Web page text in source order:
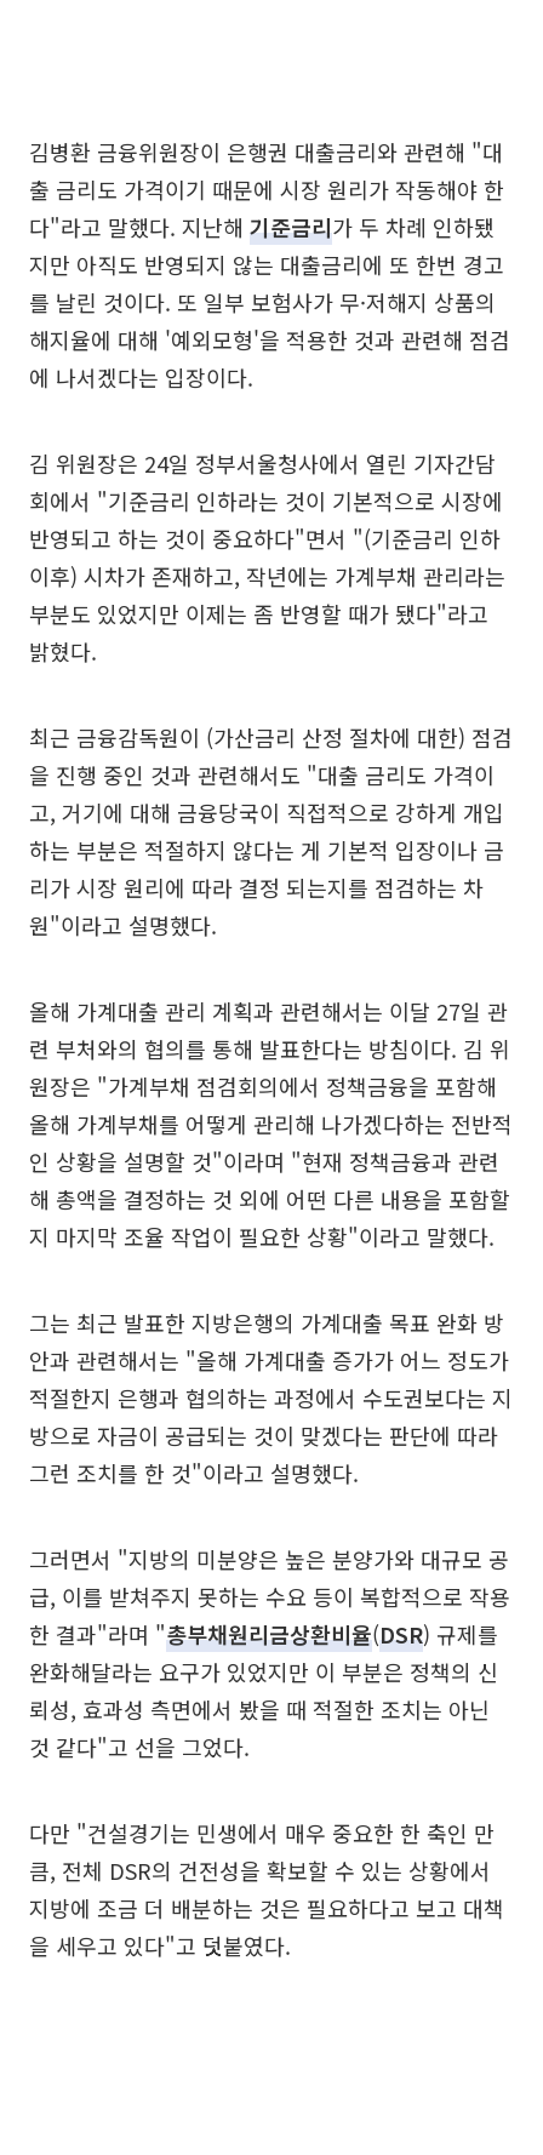
김병환 금융위원장이 은행권 대출금리와 관련해 "대
출 금리도 가격이기 때문에 시장 원리가 작동해야 한
다"라고 말했다. 지난해 기준금리가 두 차례 인하됐
지만 아직도 반영되지 않는 대출금리에 또 한번 경고
를 날린 것이다. 또 일부 보험사가 무·저해지 상품의
해지율에 대해 '예외모형'을 적용한 것과 관련해 점검
에 나서겠다는 입장이다.
김 위원장은 24일 정부서울청사에서 열린 기자간담
회에서 "기준금리 인하라는 것이 기본적으로 시장에
반영되고 하는 것이 중요하다"면서 "(기준금리 인하
이후) 시차가 존재하고, 작년에는 가계부채 관리라는
부분도 있었지만 이제는 좀 반영할 때가 됐다"라고
밝혔다.
최근 금융감독원이 (가산금리 산정 절차에 대한) 점검
을 진행 중인 것과 관련해서도 "대출 금리도 가격이
고, 거기에 대해 금융당국이 직접적으로 강하게 개입
하는 부분은 적절하지 않다는 게 기본적 입장이나 금
리가 시장 원리에 따라 결정 되는지를 점검하는 차
원"이라고 설명했다.
올해 가계대출 관리 계획과 관련해서는 이달 27일 관
련 부처와의 협의를 통해 발표한다는 방침이다. 김 위
원장은 "가계부채 점검회의에서 정책금융을 포함해
올해 가계부채를 어떻게 관리해 나가겠다하는 전반적
인 상황을 설명할 것"이라며 "현재 정책금융과 관련
해 총액을 결정하는 것 외에 어떤 다른 내용을 포함할
지 마지막 조율 작업이 필요한 상황"이라고 말했다.
그는 최근 발표한 지방은행의 가계대출 목표 완화 방
안과 관련해서는 "올해 가계대출 증가가 어느 정도가
적절한지 은행과 협의하는 과정에서 수도권보다는 지
방으로 자금이 공급되는 것이 맞겠다는 판단에 따라
그런 조치를 한 것"이라고 설명했다.
그러면서 "지방의 미분양은 높은 분양가와 대규모 공
급, 이를 받쳐주지 못하는 수요 등이 복합적으로 작용
한 결과"라며 "총부채원리금상환비율(DSR) 규제를
완화해달라는 요구가 있었지만 이 부분은 정책의 신
뢰성, 효과성 측면에서 봤을 때 적절한 조치는 아닌
것 같다"고 선을 그었다.
다만 "건설경기는 민생에서 매우 중요한 한 축인 만
큼, 전체 DSR의 건전성을 확보할 수 있는 상황에서
지방에 조금 더 배분하는 것은 필요하다고 보고 대책
을 세우고 있다"고 덧붙였다.